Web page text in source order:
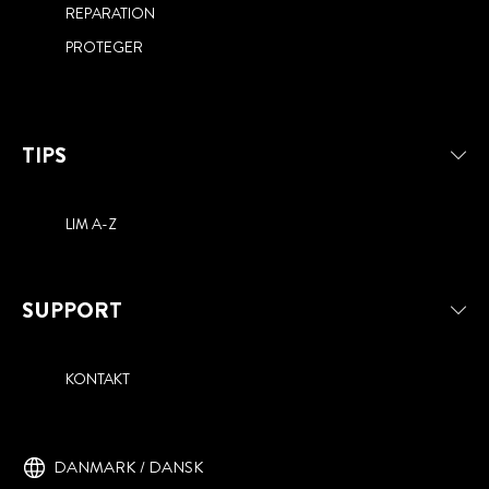
REPARATION
PROTEGER
TIPS
LIM A-Z
SUPPORT
KONTAKT
DANMARK / DANSK